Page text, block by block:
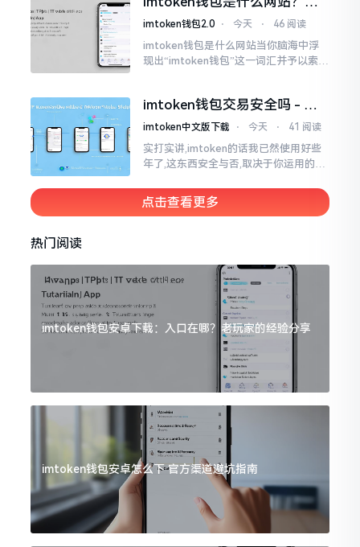
打开钱包查看时
文说清楚这玩意
imtoken钱包2.0 ⋅ 今天 ⋅ 46 阅读
imtoken钱包是什么网站当你脑海中浮
现出“imtoken钱包”这一词汇并予以索求
我也曾短暂错愕
imtoken钱包交易安全吗 - 老
用户的一些心里话
imtoken中文版下载 ⋅ 今天 ⋅ 41 阅读
实打实讲,imtoken的话我已然使用好些
年了,这东西安全与否,取决于你运用的方
所以失败,在于贪图便宜以及偷懒。我目
睹过非常多的人
点击查看更多
热门阅读
imtoken钱包安卓下载：入口在哪？老玩家的经验分享
imtoken钱包安卓怎么下 官方渠道避坑指南